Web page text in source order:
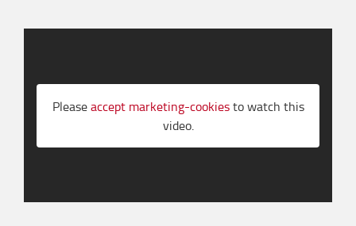
Pleaseaccept marketing-cookiesto watch this
video.